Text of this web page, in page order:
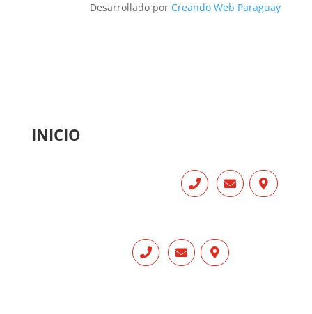
Desarrollado por Creando Web Paraguay
INICIO